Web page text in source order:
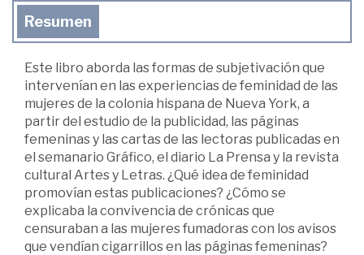
Resumen
Este libro aborda las formas de subjetivación que
intervenían en las experiencias de feminidad de las
mujeres de la colonia hispana de Nueva York, a
partir del estudio de la publicidad, las páginas
femeninas y las cartas de las lectoras publicadas en
el semanario Gráfico, el diario La Prensa y la revista
cultural Artes y Letras. ¿Qué idea de feminidad
promovían estas publicaciones? ¿Cómo se
explicaba la convivencia de crónicas que
censuraban a las mujeres fumadoras con los avisos
que vendían cigarrillos en las páginas femeninas?